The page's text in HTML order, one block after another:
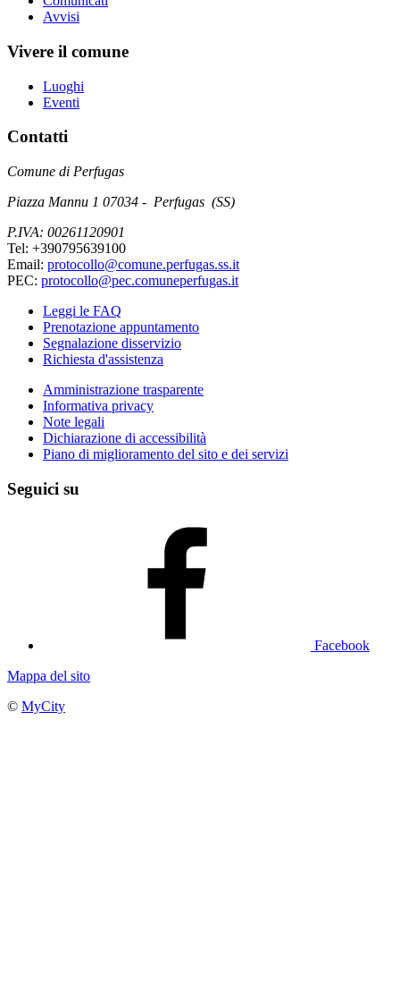
Avvisi
Vivere il comune
Luoghi
Eventi
Contatti
Comune di Perfugas
Piazza Mannu 1 07034 - Perfugas (SS)
P.IVA: 00261120901
Tel: +390795639100
Email: protocollo@comune.perfugas.ss.it
PEC: protocollo@pec.comuneperfugas.it
Leggi le FAQ
Prenotazione appuntamento
Segnalazione disservizio
Richiesta d'assistenza
Amministrazione trasparente
Informativa privacy
Note legali
Dichiarazione di accessibilità
Piano di miglioramento del sito e dei servizi
Seguici su
Facebook
Mappa del sito
© MyCity